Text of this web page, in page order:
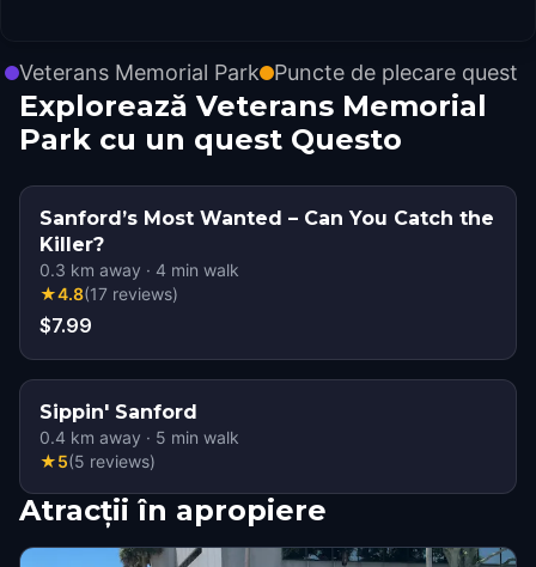
Veterans Memorial Park Puncte de plecare quest
Explorează Veterans Memorial
Park cu un quest Questo
Sanford’s Most Wanted – Can You Catch the
Killer?
0.3 km away · 4 min walk
★4.8(17 reviews)
$7.99
Sippin' Sanford
0.4 km away · 5 min walk
★5(5 reviews)
Atracții în apropiere